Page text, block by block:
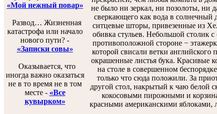
«Мой нежный повар»
Развод… Жизненная
катастрофа или начало
нового пути? -
«Записки совы»
Оказывается, что
иногда важно оказаться
не в то время не в том
месте - «Все
кувырком»
не было ни зеркал, ни позолоты, ни
сверкающего как вода в
ситцевые шторы, привезенные из
обивка стульев. Небольшой столик
противоположной стороне −
которой свисали ветки
окрашенные листья бука. Красивые
на столе в совершенном
только что сюда положили. За
другой стол, накрытый к чаю белой
кокосовыми пирожными и
красными американскими яблоками,